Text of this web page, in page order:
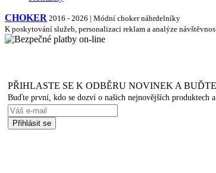
CHOKER 2016 - 2026 | Módní choker náhrdelníky
K poskytování služeb, personalizaci reklam a analýze
PŘIHLASTE SE K ODBĚRU NOVINEK A
Buďte první, kdo se dozví o našich nejnovějších produktech